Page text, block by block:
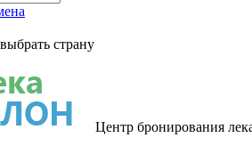
страну
Центр бронирования